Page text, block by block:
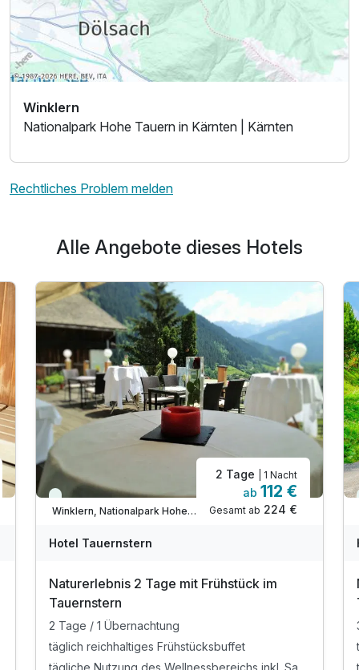
Ausstattung
Für 6 Tage p.P. ab446,00 €
2 Erwachsene und 1 Kind
Ausstattung
Für 6 Tage
Winklern
Nationalpark Hohe Tauern in Kärnten | Kärnten
Rechtliches Problem melden
Alle Angebote dieses Hotels
Viele Termine frei
Winklern, Nationalpark Hohe Tauern in Kärnten
2 Tage | 1 Nacht
ab 112 €
Gesamt ab 224 €
Hotel Tauernstern
Naturerlebnis 2 Tage mit Frühstück im
Tauernstern
2 Tage / 1 Übernachtung
täglich reichhaltiges Frühstücksbuffet
tägliche Nutzung des Wellnessbereichs inkl. Sauna, Dampfbad und Ruheraum